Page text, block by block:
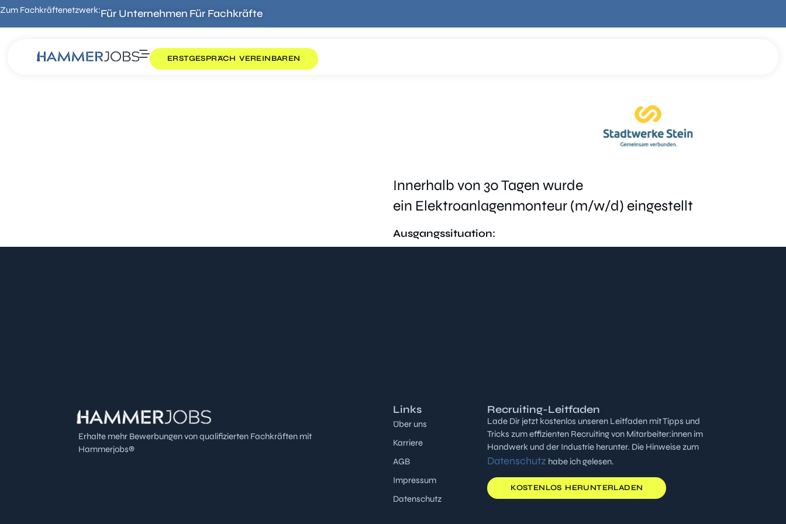
Zum Fachkräftenetzwerk:Für Unternehmen Für Fachkräfte
ERSTGESPRÄCH VEREINBAREN
Innerhalb von 30 Tagen wurde
ein Elektroanlagenmonteur (m/w/d) eingestellt
Ausgangssituation:
Erhalte mehr Bewerbungen von qualifizierten Fachkräften mit
Hammerjobs®
Links
Über uns
Karriere
AGB
Impressum
Datenschutz
Recruiting-Leitfaden
Lade Dir jetzt kostenlos unseren Leitfaden mit Tipps und
Tricks zum effizienten Recruiting von Mitarbeiter:innen im
Handwerk und der Industrie herunter. Die Hinweise zum
Datenschutz habe ich gelesen.
KOSTENLOS HERUNTERLADEN